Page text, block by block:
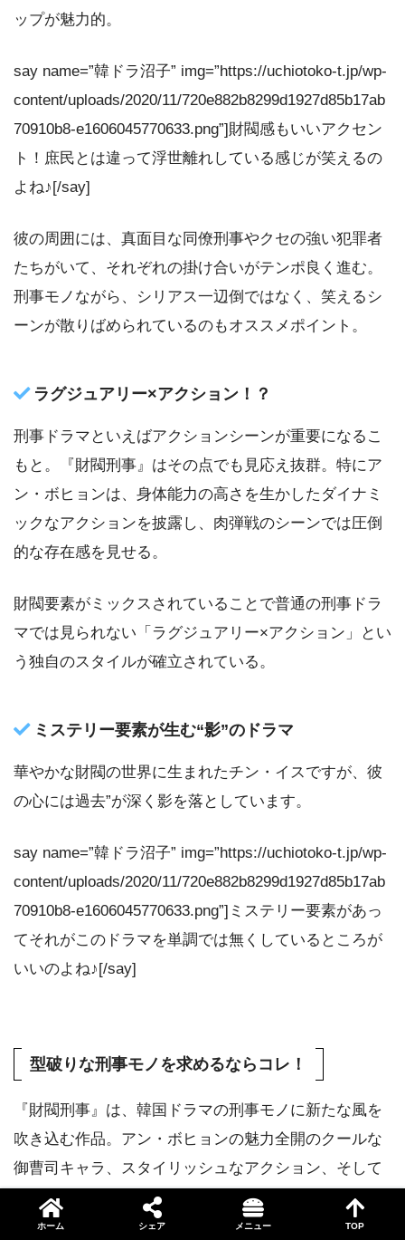
ップが魅力的。
say name=”韓ドラ沼子” img=”https://uchiotoko-t.jp/wp-
content/uploads/2020/11/720e882b8299d1927d85b17ab
70910b8-e1606045770633.png”]財閥感もいいアクセン
ト！庶民とは違って浮世離れしている感じが笑えるの
よね♪[/say]
彼の周囲には、真面目な同僚刑事やクセの強い犯罪者
たちがいて、それぞれの掛け合いがテンポ良く進む。
刑事モノながら、シリアス一辺倒ではなく、笑えるシ
ーンが散りばめられているのもオススメポイント。
ラグジュアリー×アクション！？
刑事ドラマといえばアクションシーンが重要になるこ
もと。『財閥刑事』はその点でも見応え抜群。特にア
ン・ボヒョンは、身体能力の高さを生かしたダイナミ
ックなアクションを披露し、肉弾戦のシーンでは圧倒
的な存在感を見せる。
財閥要素がミックスされていることで普通の刑事ドラ
マでは見られない「ラグジュアリー×アクション」とい
う独自のスタイルが確立されている。
ミステリー要素が生む“影”のドラマ
華やかな財閥の世界に生まれたチン・イスですが、彼
の心には過去”が深く影を落としています。
say name=”韓ドラ沼子” img=”https://uchiotoko-t.jp/wp-
content/uploads/2020/11/720e882b8299d1927d85b17ab
70910b8-e1606045770633.png”]ミステリー要素があっ
てそれがこのドラマを単調では無くしているところが
いいのよね♪[/say]
型破りな刑事モノを求めるならコレ！
『財閥刑事』は、韓国ドラマの刑事モノに新たな風を
吹き込む作品。アン・ボヒョンの魅力全開のクールな
御曹司キャラ、スタイリッシュなアクション、そして
財閥ならではの破格の捜査手法が新鮮で飽きさせな
い。ホーム シェア メニュー TOP